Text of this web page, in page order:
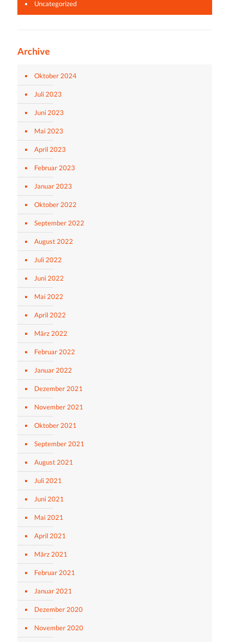
Uncategorized
Archive
Oktober 2024
Juli 2023
Juni 2023
Mai 2023
April 2023
Februar 2023
Januar 2023
Oktober 2022
September 2022
August 2022
Juli 2022
Juni 2022
Mai 2022
April 2022
März 2022
Februar 2022
Januar 2022
Dezember 2021
November 2021
Oktober 2021
September 2021
August 2021
Juli 2021
Juni 2021
Mai 2021
April 2021
März 2021
Februar 2021
Januar 2021
Dezember 2020
November 2020